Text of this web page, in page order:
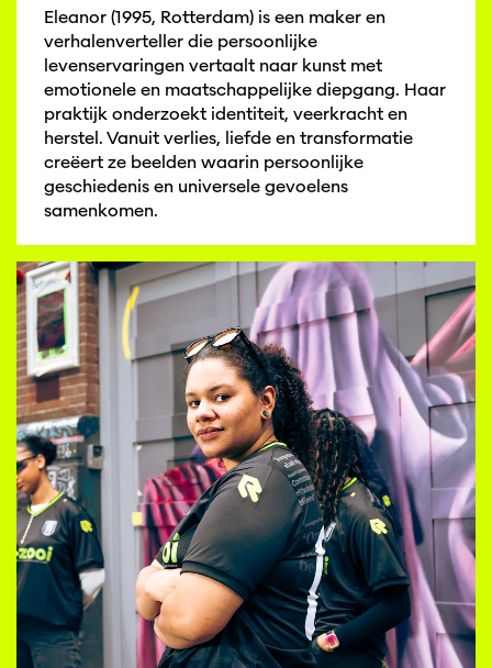
Eleanor (1995, Rotterdam) is een maker en
verhalenverteller die persoonlijke
levenservaringen vertaalt naar kunst met
emotionele en maatschappelijke diepgang. Haar
praktijk onderzoekt identiteit, veerkracht en
herstel. Vanuit verlies, liefde en transformatie
creëert ze beelden waarin persoonlijke
geschiedenis en universele gevoelens
samenkomen.